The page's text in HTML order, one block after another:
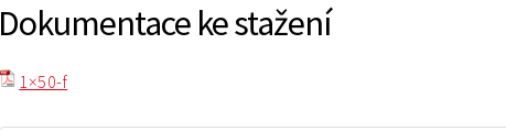
Dokumentace ke stažení
1×50-f